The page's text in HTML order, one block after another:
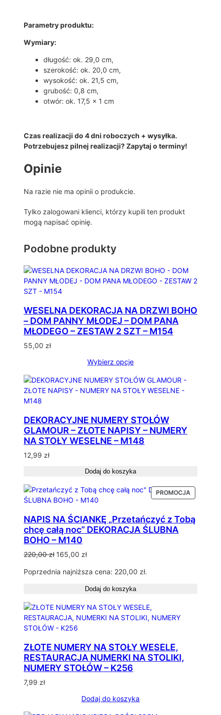
I
Ś
E
–
2
Parametry produktu:
Wymiary:
długość: ok. 29,0 cm,
szerokość: ok. 20,0 cm,
wysokość: ok. 21,5 cm,
grubość: 0,8 cm,
otwór: ok. 17,5 x 1 cm
Czas realizacji do 4 dni roboczych + wysyłka.
Potrzebujesz pilnej realizacji? Zapytaj o terminy!
Opinie
Na razie nie ma opinii o produkcie.
Tylko zalogowani klienci, którzy kupili ten produkt
mogą napisać opinię.
Podobne produkty
WESELNA DEKORACJA NA DRZWI BOHO
– DOM PANNY MŁODEJ – DOM PANA
MŁODEGO – ZESTAW 2 SZT – M154
55,00 zł
Wybierz opcje
DEKORACYJNE NUMERY STOŁÓW
GLAMOUR – ZŁOTE NAPISY – NUMERY
NA STOŁY WESELNE – M148
12,99 zł
Dodaj do koszyka
PROMOCJAPRODUKT
W
NAPIS NA ŚCIANKĘ „Przetańczyć z Tobą
chcę całą noc” DEKORACJA ŚLUBNA
BOHO – M140
220,00zł Pierwotna
wynosiła:
220,00 zł.
165,00 złAktualna
wynosi:
165,00 zł.
Poprzednia najniższa cena: 220,00 zł.
Dodaj do koszyka
ZŁOTE NUMERY NA STOŁY WESELE,
RESTAURACJA NUMERKI NA STOLIKI,
NUMERY STOŁÓW – K256
7,99 zł
Dodaj do koszyka